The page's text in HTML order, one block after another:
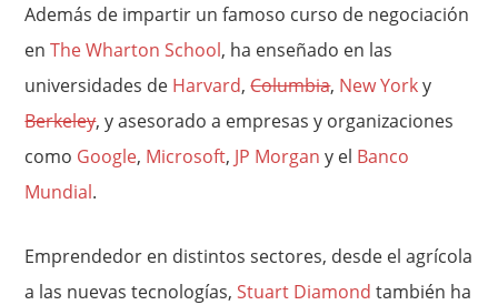
Además de impartir un famoso curso de negociación
enThe Wharton School, ha enseñado en las
universidades de Harvard,Columbia, New Yorky
Berkeley, y asesorado a empresas y organizaciones
como Google, Microsoft, JP Morgan y el Banco
Mundial.
Emprendedor en distintos sectores, desde el agrícola
a las nuevas tecnologías,Stuart Diamond también ha